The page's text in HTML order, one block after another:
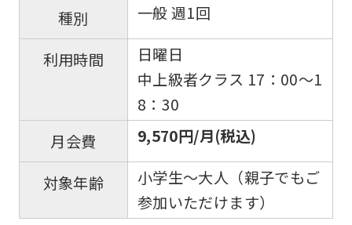
種別 一般 週1回
利用時間
日曜日
中上級者クラス 17：00〜1
8：30
月会費
9,570円/月(税込)
対象年齢
小学生〜大人（親子でもご
参加いただけます）
translated
into
English.
Click
the
link
below
(start
automatic